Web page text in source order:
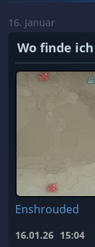
16. Januar
Wo finde
Enshrouded
16.01.26 15:04